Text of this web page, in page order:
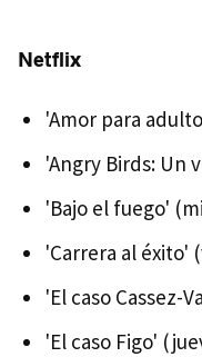
Netflix
'Amor para
'Angry Birds: Un
'Bajo el fuego'
'Carrera al éxito'
'El caso Cassez-
'El caso Figo'